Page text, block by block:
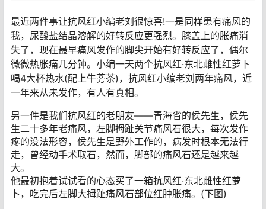
最近两件事让抗风红小编老刘很惊喜!一是同样患有痛风的
我，尿酸盐结晶溶解的好转反应更强烈。膝盖上的胀痛消
失了，现在最早痛风发作的脚尖开始有好转反应了，偶尔
微微热胀痛几分钟。小编一天两个抗风红·东北雌性红萝卜
喝4大杯热水(配上牛蒡茶)，抗风红小编老刘两年痛风，近
一年来从未发作，有人有真相。
另一件是我们抗风红的老朋友——青海省的侯先生，侯先
生二十多年老痛风，左脚拇趾关节痛风石很大，每次发作
疼的没法形容，侯先生是野外工作的，病发时根本无法行
走，曾经动手术取石，然而，脚部的痛风石还是越来越
大。
他最初抱着试试看的心态买了一箱抗风红·东北雌性红萝
卜，吃完后左脚大拇趾痛风石部位红肿胀痛。(下图)